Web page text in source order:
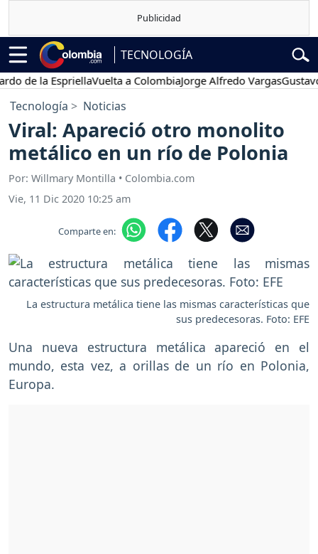
TECNOLOGÍA
la EspriellaVuelta a ColombiaJorge Alfredo VargasGustavo
Tecnología Noticias
Viral: Apareció otro monolito
metálico en un río de Polonia
Por: Willmary Montilla • Colombia.com
Vie, 11 Dic 2020 10:25 am
Comparte en:
La estructura metálica tiene las mismas características que
sus predecesoras. Foto: EFE
Una nueva estructura metálica apareció en el
mundo, esta vez, a orillas de un río en Polonia,
Europa.